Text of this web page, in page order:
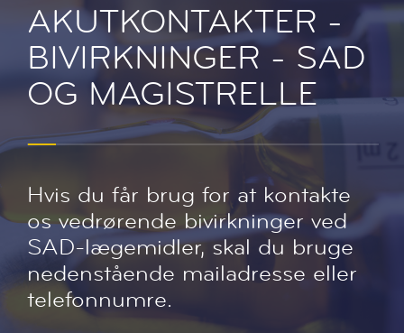
AKUTKONTAKTER -
BIVIRKNINGER - SAD
OG MAGISTRELLE
Hvis du får brug for at kontakte
os vedrørende bivirkninger ved
SAD-lægemidler, skal du bruge
nedenstående mailadresse eller
telefonnumre.